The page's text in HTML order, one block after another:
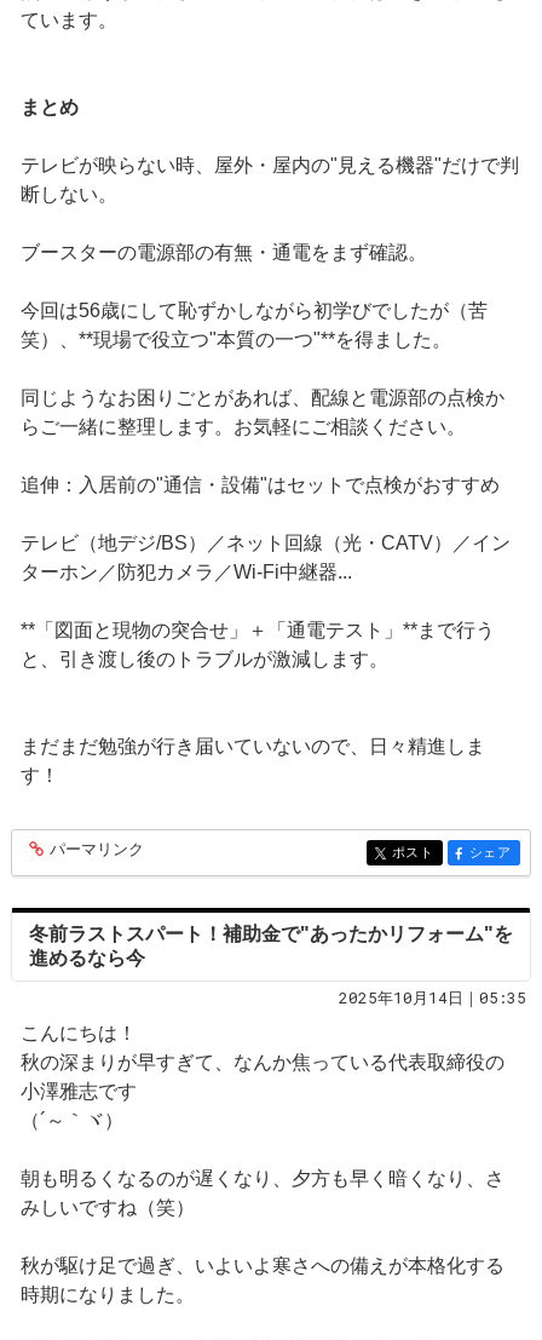
ています。
まとめ
テレビが映らない時、屋外・屋内の"見える機器"だけで判
断しない。
ブースターの電源部の有無・通電をまず確認。
今回は56歳にして恥ずかしながら初学びでしたが（苦
笑）、**現場で役立つ"本質の一つ"**を得ました。
同じようなお困りごとがあれば、配線と電源部の点検か
らご一緒に整理します。お気軽にご相談ください。
追伸：入居前の"通信・設備"はセットで点検がおすすめ
テレビ（地デジ/BS）／ネット回線（光・CATV）／イン
ターホン／防犯カメラ／Wi-Fi中継器...
**「図面と現物の突合せ」＋「通電テスト」**まで行う
と、引き渡し後のトラブルが激減します。
まだまだ勉強が行き届いていないので、日々精進しま
す！
entry404
パーマリンク entry404
ポスト entry404
シェア
冬前ラストスパート！補助金で"あったかリフォーム"を
進めるなら今
2025年10月14日｜05:35
こんにちは！
秋の深まりが早すぎて、なんか焦っている代表取締役の
小澤雅志です
（´～｀ヾ）
朝も明るくなるのが遅くなり、夕方も早く暗くなり、さ
みしいですね（笑）
秋が駆け足で過ぎ、いよいよ寒さへの備えが本格化する
時期になりました。